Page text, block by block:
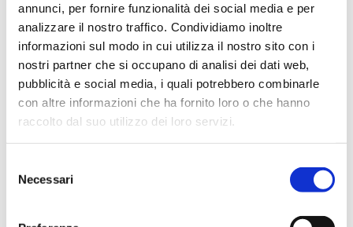
annunci, per fornire funzionalità dei social media e per
analizzare il nostro traffico. Condividiamo inoltre
informazioni sul modo in cui utilizza il nostro sito con i
nostri partner che si occupano di analisi dei dati web,
pubblicità e social media, i quali potrebbero combinarle
con altre informazioni che ha fornito loro o che hanno
raccolto dal suo utilizzo dei loro servizi.
delNecessari
11, 12, 13 LUGLIO
MONTIANO
Sagra di San Vincenzo
SABATO 19 E DOMENICA 20 LUGLIO
MONTECORONARO – Verghereto
Sagra del Cinghiale